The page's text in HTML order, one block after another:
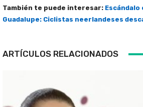
También te puede interesar: Escándalo
Guadalupe: Ciclistas neerlandeses
ARTÍCULOS RELACIONADOS